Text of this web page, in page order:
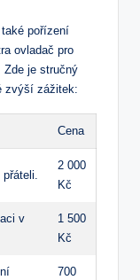
pořízení
ovladač pro
Zde je stručný
zvýší zážitek:
Cena
2 000
Kč
v
1 500
Kč
700